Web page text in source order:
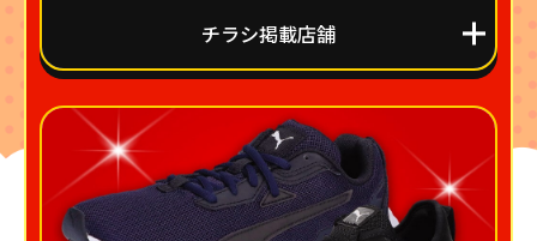
チラシ掲載店舗